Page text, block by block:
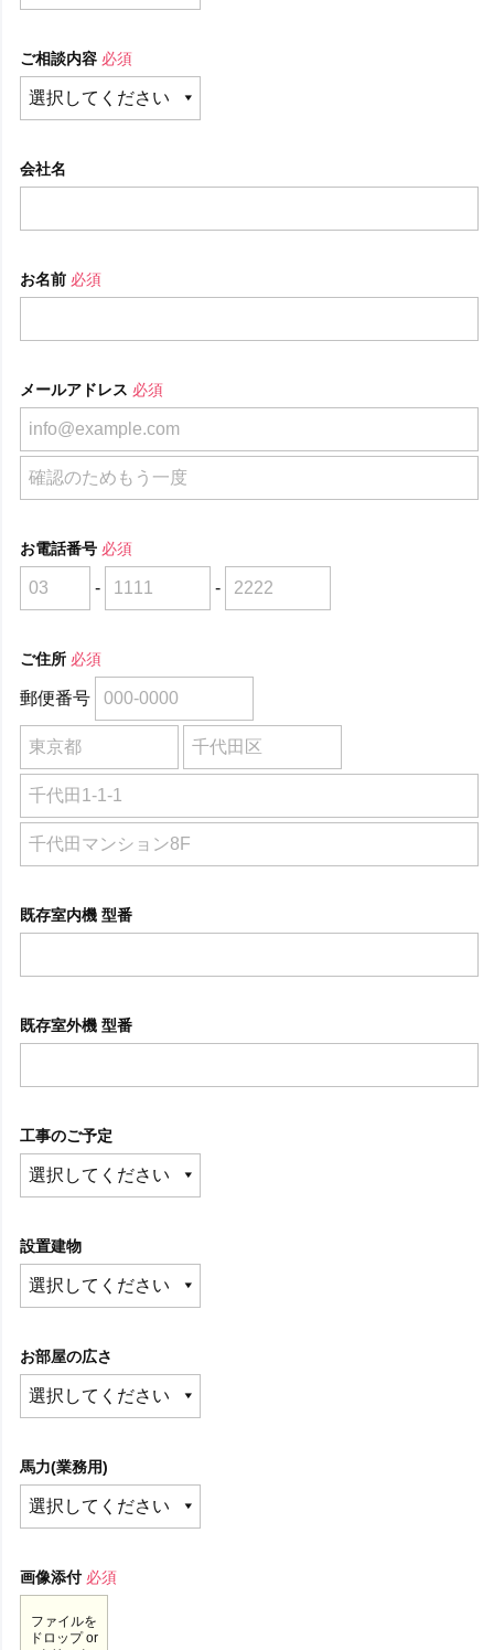
ご相談内容 必須
会社名
お名前 必須
メールアドレス 必須
お電話番号 必須
- -
ご住所 必須
郵便番号
既存室内機 型番
既存室外機 型番
工事のご予定
設置建物
お部屋の広さ
馬力(業務用)
画像添付 必須
ファイルを
ドロップ or